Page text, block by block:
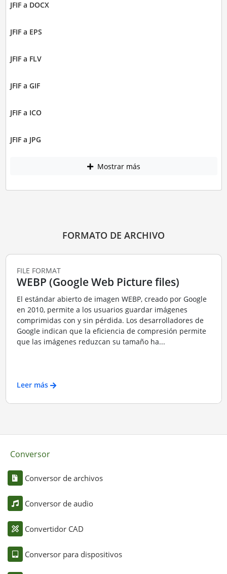
JFIF a DOCX
JFIF a EPS
JFIF a FLV
JFIF a GIF
JFIF a ICO
JFIF a JPG
Mostrar más
FORMATO DE ARCHIVO
FILE FORMAT
WEBP (Google Web Picture files)
El estándar abierto de imagen WEBP, creado por Google
en 2010, permite a los usuarios guardar imágenes
comprimidas con y sin pérdida. Los desarrolladores de
Google indican que la eficiencia de compresión permite
que las imágenes reduzcan su tamaño ha...
Leer más
Conversor
Conversor de archivos
Conversor de audio
Convertidor CAD
Conversor para dispositivos